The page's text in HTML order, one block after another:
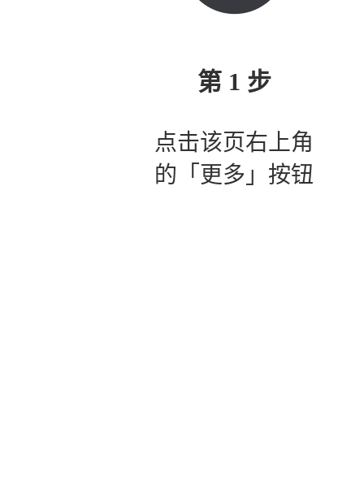
第 1 步
点击该页右上角
的「更多」按钮